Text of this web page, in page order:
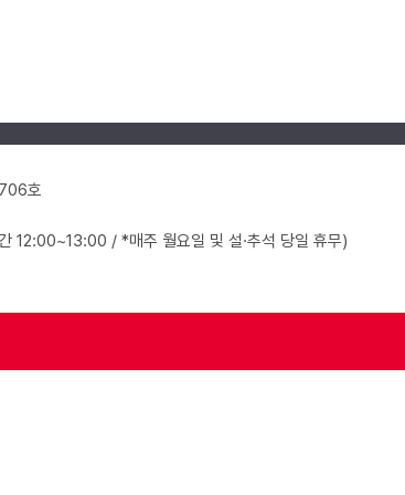
호
/ *매주 월요일 및 설·추석 당일 휴무)